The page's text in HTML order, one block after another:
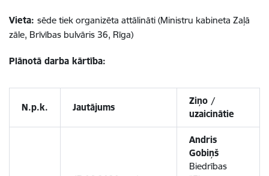
Vieta: sēde tiek organizēta attālināti (Ministru kabineta Zaļā
zāle, Brīvības bulvāris 36, Rīga)
Plānotā darba kārtība:
N.p.k. Jautājums
Ziņo /
uzaicinātie
Andris
Gobiņš
Biedrības